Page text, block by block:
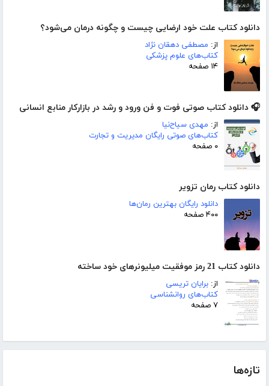
دانلود کتاب علت خود ارضایی چیست و چگونه درمان می‌شود؟
از: مصطفی دهقان نژاد
کتاب‌های علوم پزشکی
۱۴ صفحه
🎧 دانلود کتاب صوتی فوت و فن ورود و رشد در بازارکار منابع انسانی
از: مهدی سیاح‌نیا
کتاب‌های صوتی رایگان مدیریت و تجارت
۰ صفحه
دانلود کتاب رمان تزویر
دانلود رایگان بهترین رمان‌ها
۴۰۰ صفحه
دانلود کتاب 21 رمز موفقیت میلیونرهای خود ساخته
از: برایان تریسی
کتاب‌های روانشناسی
۷ صفحه
تازه‌ها